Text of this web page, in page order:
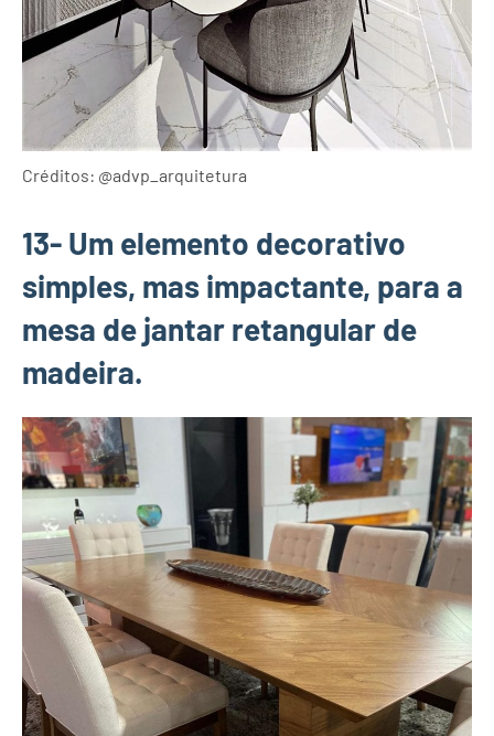
Créditos: @advp_arquitetura
13- Um elemento decorativo
simples, mas impactante, para a
mesa de jantar retangular de
madeira.